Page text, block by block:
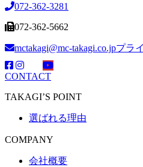
072-362-3281
072-362-5662
mctakagi@mc-takagi.co.jpプラ
CONTACT
TAKAGI’S POINT
選ばれる理由
COMPANY
会社概要